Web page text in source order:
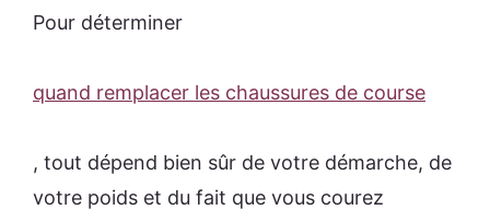
Pour déterminer
quand remplacer les chaussures de course
, tout dépend bien sûr de votre démarche, de
votre poids et du fait que vous courez